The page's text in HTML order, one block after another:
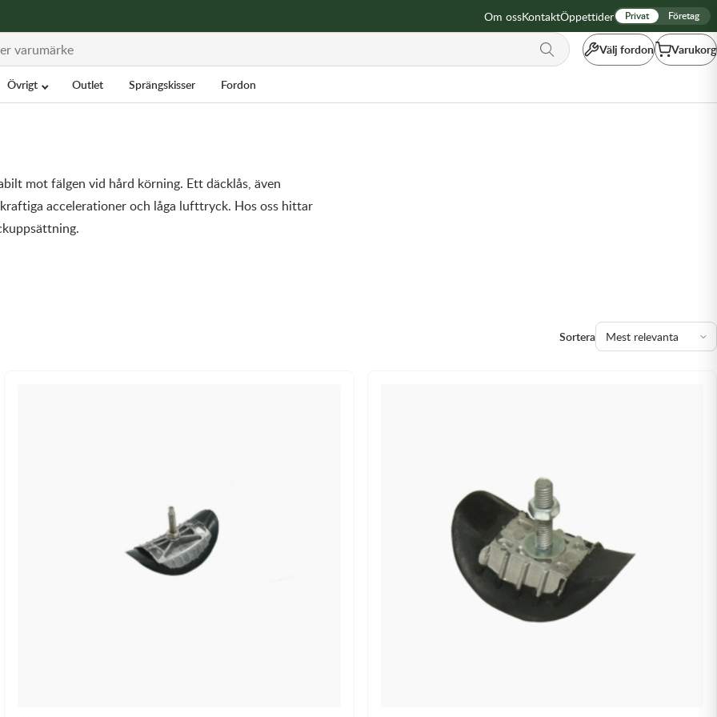
Om ossKontaktÖppettider Privat Företag
Välj fordon Varukorg
Övrigt Outlet Sprängskisser Fordon
mot fälgen vid hård körning. Ett däcklås, även
accelerationer och låga lufttryck. Hos oss hittar
Sortera